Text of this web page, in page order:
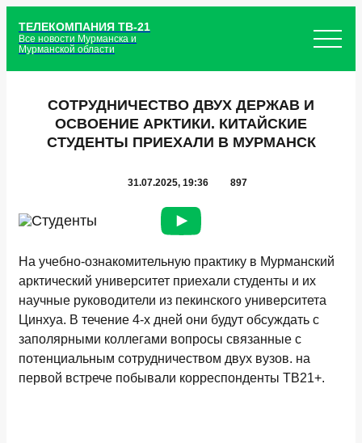
ТЕЛЕКОМПАНИЯ ТВ-21
Все новости Мурманска и
Мурманской области
СОТРУДНИЧЕСТВО ДВУХ ДЕРЖАВ И
ОСВОЕНИЕ АРКТИКИ. КИТАЙСКИЕ
СТУДЕНТЫ ПРИЕХАЛИ В МУРМАНСК
31.07.2025, 19:36 897
На учебно-ознакомительную практику в Мурманский
арктический университет приехали студенты и их
научные руководители из пекинского университета
Цинхуа. В течение 4-х дней они будут обсуждать с
заполярными коллегами вопросы связанные с
потенциальным сотрудничеством двух вузов. на
первой встрече побывали корреспонденты ТВ21+.